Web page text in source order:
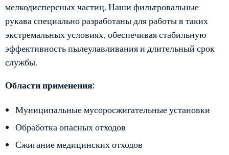
мелкодисперсных частиц. Наши фильтровальные
рукава специально разработаны для работы в таких
экстремальных условиях, обеспечивая стабильную
эффективность пылеулавливания и длительный срок
службы.
Области применения:
Муниципальные мусоросжигательные установки
Обработка опасных отходов
Сжигание медицинских отходов